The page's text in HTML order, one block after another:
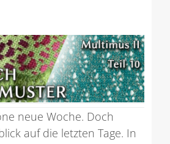
neue Woche. Doch
auf die letzten Tage. In